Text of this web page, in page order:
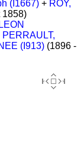
(I1667) + ROY,
1858)
PERRAULT,
(I913) (1896 -